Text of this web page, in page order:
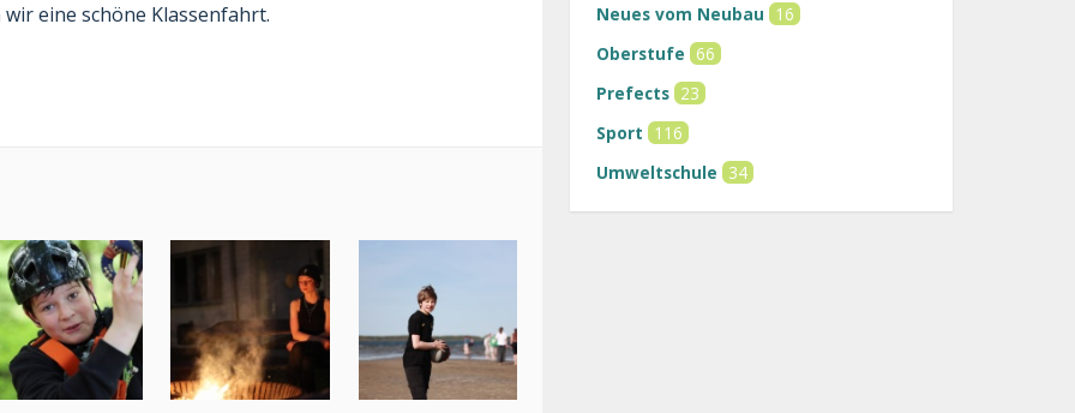
eine schöne Klassenfahrt.
Neues vom Neubau 16
Oberstufe 66
Prefects 23
Sport 116
Umweltschule 34